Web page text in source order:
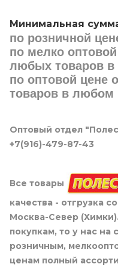
Минимальная
по розничной
по мелко
любых товаров
по оптовой цене
товаров в любом
Оптовый отдел
+7(916)-479-87-43
Все товары
качества - отгрузка
Москва-Север
покупкам, то у нас на
розничным,
ценам полный